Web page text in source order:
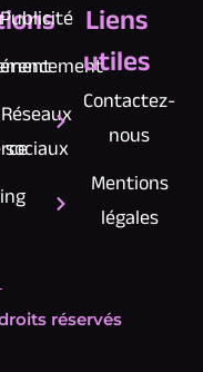
Publicité
Réseaux
sociaux
Liens
utiles
Contactez-
nous
Mentions
légales
réservés